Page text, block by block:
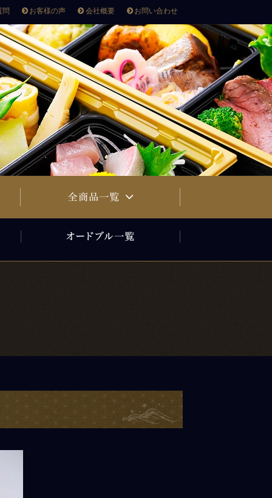
問 お客様の声 会社概要 お問い合わせ
寿司・オードブル